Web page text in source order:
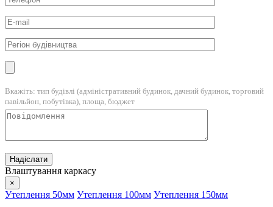
Вкажіть: тип будівлі (адміністративний будинок, дачний будинок, торговий
павільйон, побутівка), площа, бюджет
Влаштування каркасу
×
Утеплення 50мм Утеплення 100мм Утеплення 150мм